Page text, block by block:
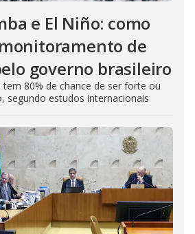
e El Niño: como
de
governo brasileiro
80% de chance de ser forte ou
segundo estudos internacionais